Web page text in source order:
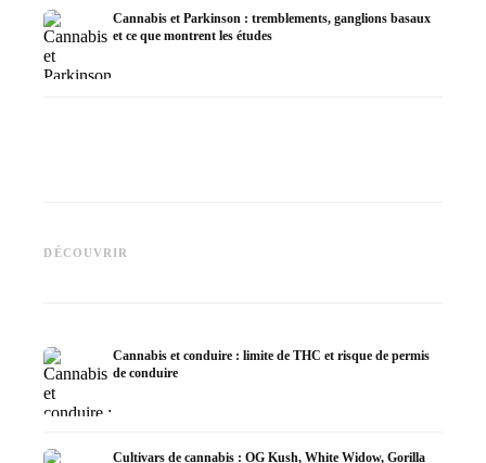
Cannabis et Parkinson : tremblements, ganglions basaux
et ce que montrent les études
DÉCOUVRIR
automédication et ce que
montrent les études
Cannabis et conduire : limite de THC et risque de permis
de conduire
Cultivars de cannabis : OG Kush, White Widow, Gorilla